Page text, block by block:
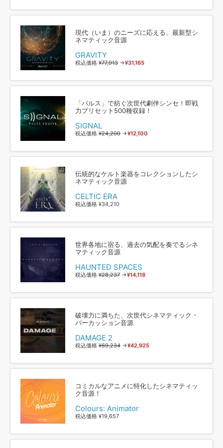
現代（いま）のニーズに応える、最新型シ
ネマティック音源
GRAVITY
税込価格 ¥77,913 →¥31,165
「パルス」で紡ぐ次世代劇伴シンセ！即戦
力プリセット500種収録！
SIGNAL
税込価格 ¥24,200 →¥12,100
伝統的なケルト楽器をコレクションしたシ
ネマティック音源
CELTIC ERA
税込価格 ¥34,210
世界各地に宿る、過去の気配を奏でるシネ
マティック音源
HAUNTED SPACES
税込価格 ¥28,237 →¥14,118
破壊力に満ちた、次世代シネマティック・
パーカッション音源
DAMAGE 2
税込価格 ¥69,234 →¥42,925
コミカルなアニメに特化したシネマティッ
ク音源！
Colours: Animator
税込価格 ¥19,657